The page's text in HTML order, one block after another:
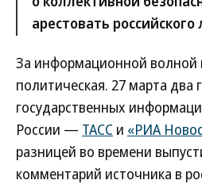
арестовать
За информационной волной
политическая. 27 марта два
государственных
России — ТАСС и «РИА
разницей во времени
комментарий источника в